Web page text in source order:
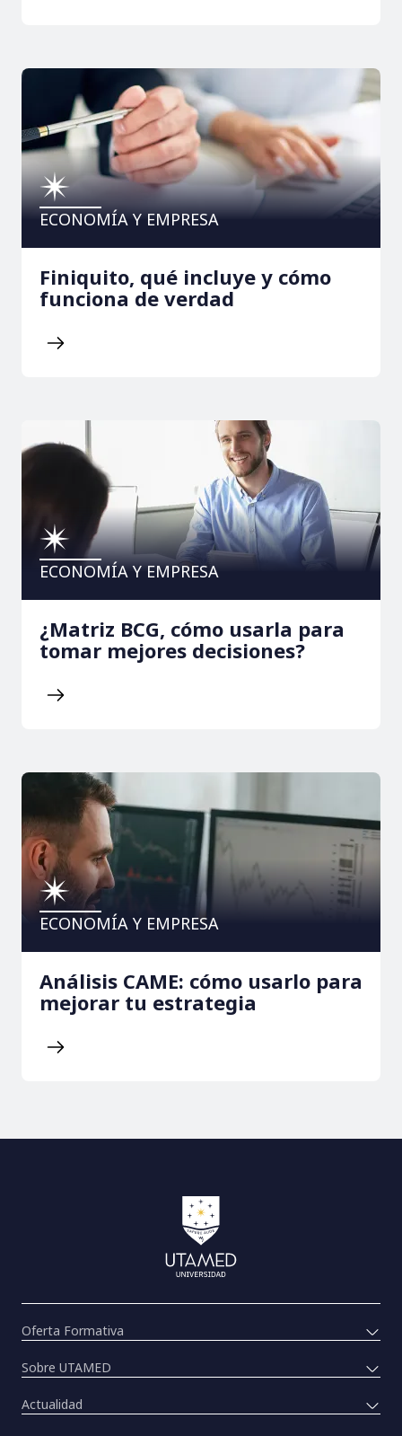
ECONOMÍA Y EMPRESA
Finiquito, qué incluye y cómo
funciona de verdad
ECONOMÍA Y EMPRESA
¿Matriz BCG, cómo usarla para
tomar mejores decisiones?
ECONOMÍA Y EMPRESA
Análisis CAME: cómo usarlo para
mejorar tu estrategia
Oferta Formativa
Sobre UTAMED
Actualidad